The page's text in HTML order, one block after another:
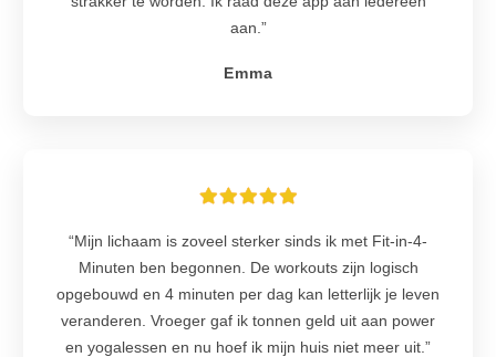
aan.”
Emma
“Mijn lichaam is zoveel sterker sinds ik met Fit-in-4-
Minuten ben begonnen. De workouts zijn logisch
opgebouwd en 4 minuten per dag kan letterlijk je leven
veranderen. Vroeger gaf ik tonnen geld uit aan power
en yogalessen en nu hoef ik mijn huis niet meer uit.”